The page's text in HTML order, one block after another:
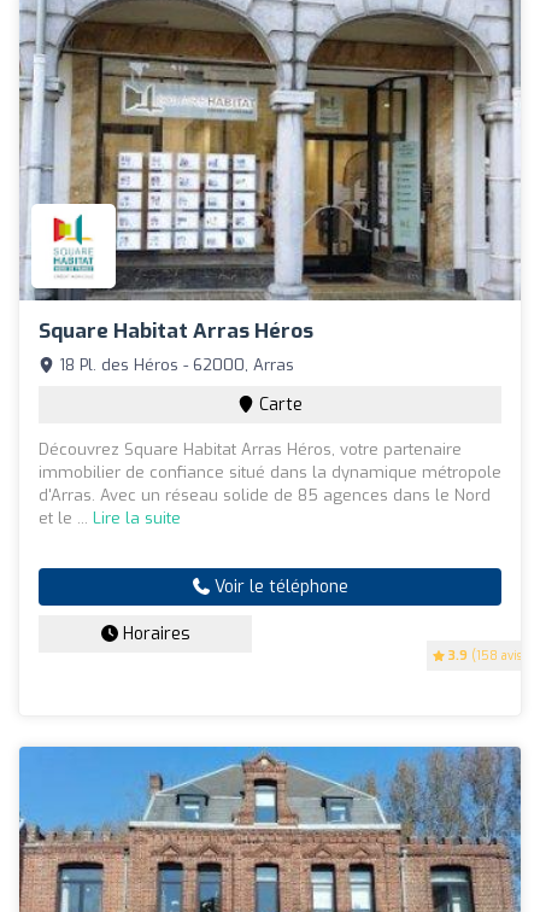
Square Habitat Arras Héros
3.9 (158 avis)
18 Pl. des Héros - 62000, Arras
Carte
Découvrez Square Habitat Arras Héros, votre partenaire
immobilier de confiance situé dans la dynamique métropole
d'Arras. Avec un réseau solide de 85 agences dans le Nord
et le ... Lire la suite
Voir le téléphone
Horaires